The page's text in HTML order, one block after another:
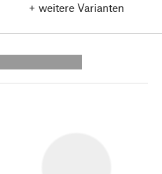
+ weitere Varianten